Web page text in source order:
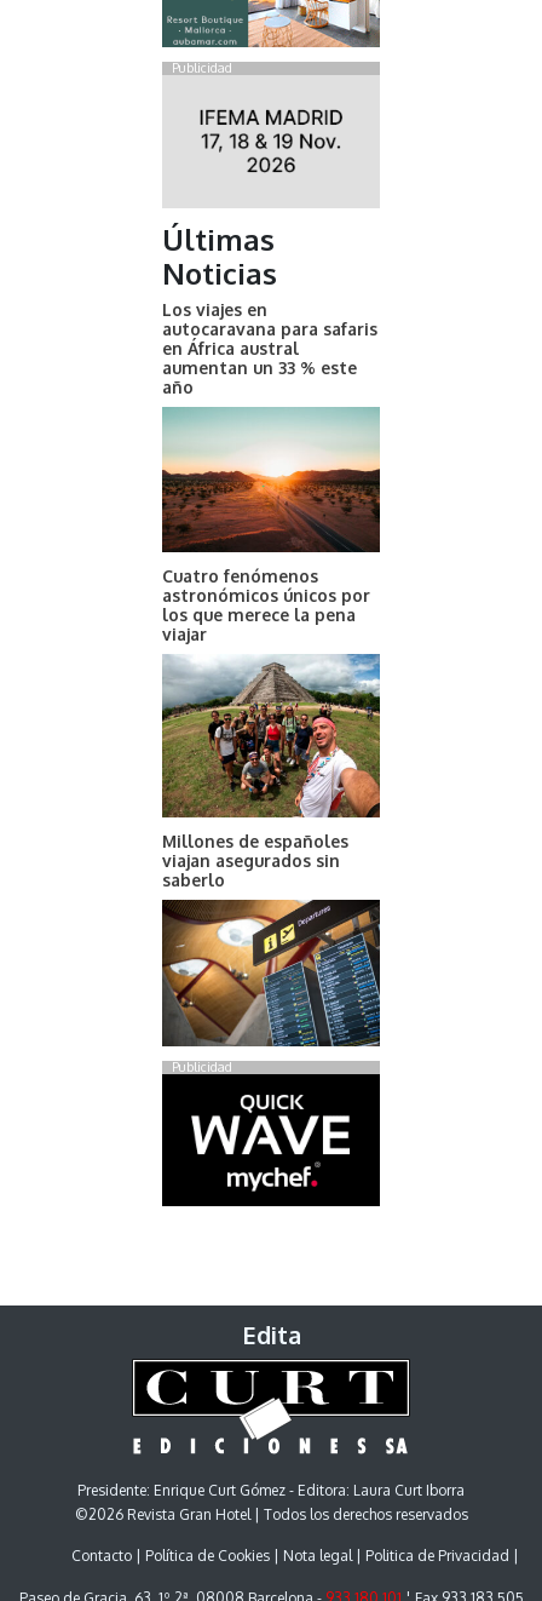
Publicidad
Últimas
Noticias
Los viajes en
autocaravana para safaris
en África austral
aumentan un 33 % este
año
Cuatro fenómenos
astronómicos únicos por
los que merece la pena
viajar
Millones de españoles
viajan asegurados sin
saberlo
Publicidad
Edita
Presidente: Enrique Curt Gómez - Editora: Laura Curt Iborra
©2026 Revista Gran Hotel | Todos los derechos reservados
Contacto Política de Cookies Nota legal Politica de Privacidad